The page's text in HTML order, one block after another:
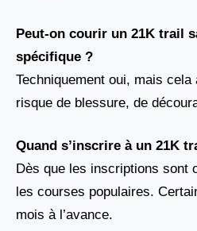
Peut-on courir un 21K trail
spécifique ?
Techniquement oui, mais
risque de blessure, de
Quand s’inscrire à un 21K
Dès que les inscriptions sont
les courses populaires.
mois à l’avance.